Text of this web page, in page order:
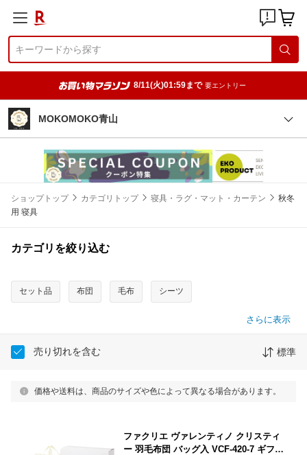
8/11(火)01:59まで 要エントリー
MOKOMOKO青山
ショップトップ カテゴリトップ 寝具・ラグ・マット・カーテン
秋冬
用 寝具
カテゴリを絞り込む
セット品 布団 毛布 シーツ
さらに表示
売り切れを含む 標準
価格や送料は、商品のサイズや色によって異なる場合があります。
ファクリエ ヴァレンティノ クリスティ
ー 羽毛布団 バッグ入 VCF-420-7 ギフト